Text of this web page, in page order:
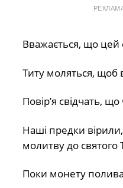
Вважається, що цей
Титу моляться, щоб
Повір’я свідчать,
Наші предки
молитву до
Поки монету